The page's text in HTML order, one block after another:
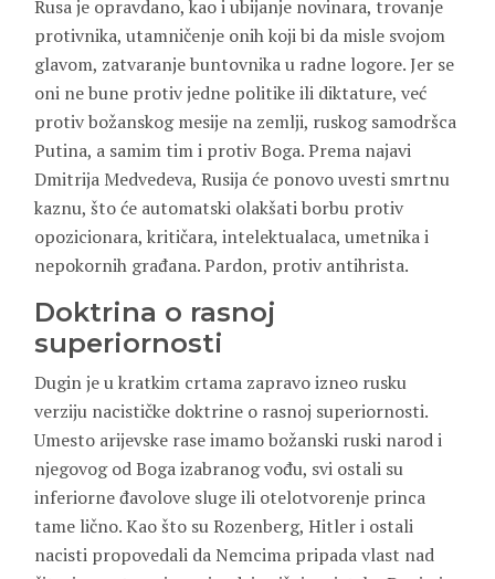
Rusa je opravdano, kao i ubijanje novinara, trovanje
protivnika, utamničenje onih koji bi da misle svojom
glavom, zatvaranje buntovnika u radne logore. Jer se
oni ne bune protiv jedne politike ili diktature, već
protiv božanskog mesije na zemlji, ruskog samodršca
Putina, a samim tim i protiv Boga. Prema najavi
Dmitrija Medvedeva, Rusija će ponovo uvesti smrtnu
kaznu, što će automatski olakšati borbu protiv
opozicionara, kritičara, intelektualaca, umetnika i
nepokornih građana. Pardon, protiv antihrista.
Doktrina o rasnoj
superiornosti
Dugin je u kratkim crtama zapravo izneo rusku
verziju nacističke doktrine o rasnoj superiornosti.
Umesto arijevske rase imamo božanski ruski narod i
njegovog od Boga izabranog vođu, svi ostali su
inferiorne đavolove sluge ili otelotvorenje princa
tame lično. Kao što su Rozenberg, Hitler i ostali
nacisti propovedali da Nemcima pripada vlast nad